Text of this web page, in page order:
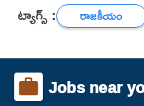
ట్యాగ్స్ : రాజకీయం
Jobs near